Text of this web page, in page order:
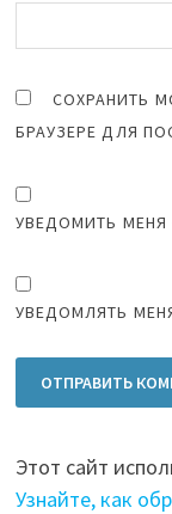
СОХРАНИТЬ
БРАУЗЕРЕ ДЛЯ
УВЕДОМИТЬ МЕНЯ
УВЕДОМЛЯТЬ
Этот сайт
Узнайте, как